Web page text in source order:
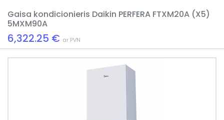
Gaisa kondicionieris Daikin PERFERA FTXM20A (X5)
5MXM90A
6,322.25 € ar PVN